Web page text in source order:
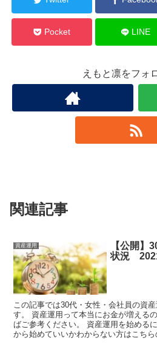
Pocket LINE
えもと凛をフォ
関連記事
資産運用
【公開】
状況
この記事では30代・女性・会社員の資
す。 資産運用って本当にお金が増える
ばご参考ください。 資産運用を始める
から始めていいかわからない方はこち